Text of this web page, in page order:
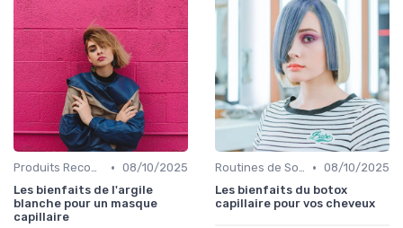
Produits Recommandés • 08/10/2025
Les bienfaits de l'argile
blanche pour un masque
capillaire
Routines de Soins Capillaires • 08/10/2025
Les bienfaits du botox
capillaire pour vos cheveux